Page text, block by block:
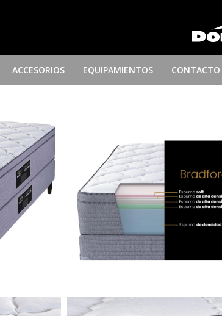
ACCESORIOS EQUIPAMIENTOS CONTACTO